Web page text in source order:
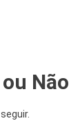
Não